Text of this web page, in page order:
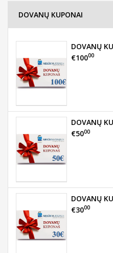
DOVANŲ KUPONAI
DOVANŲ
€10000
DOVANŲ
€5000
DOVANŲ
€3000